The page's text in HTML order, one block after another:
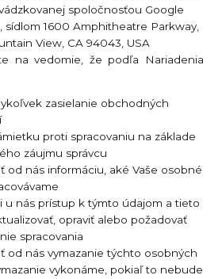
spoločnosťou Google
sídlom 1600 Amphitheatre Parkway,
View, CA 94043, USA
na vedomie, že podľa Nariadenia
zasielanie obchodných
proti spracovaniu na základe
záujmu správcu
od nás informáciu, aké Vaše osobné
u nás prístup k týmto údajom a tieto
opraviť alebo požadovať
spracovania
od nás vymazanie týchto osobných
vykonáme, pokiaľ to nebude